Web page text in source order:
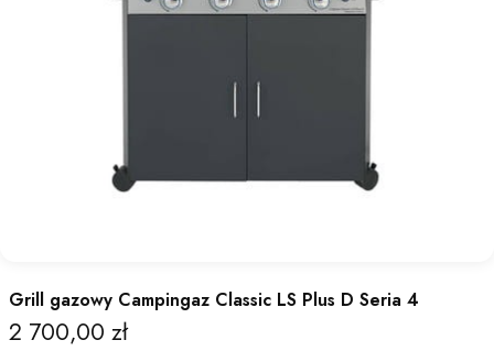
Grill gazowy Campingaz Classic LS Plus D Seria 4
Cena
2 700,00 zł